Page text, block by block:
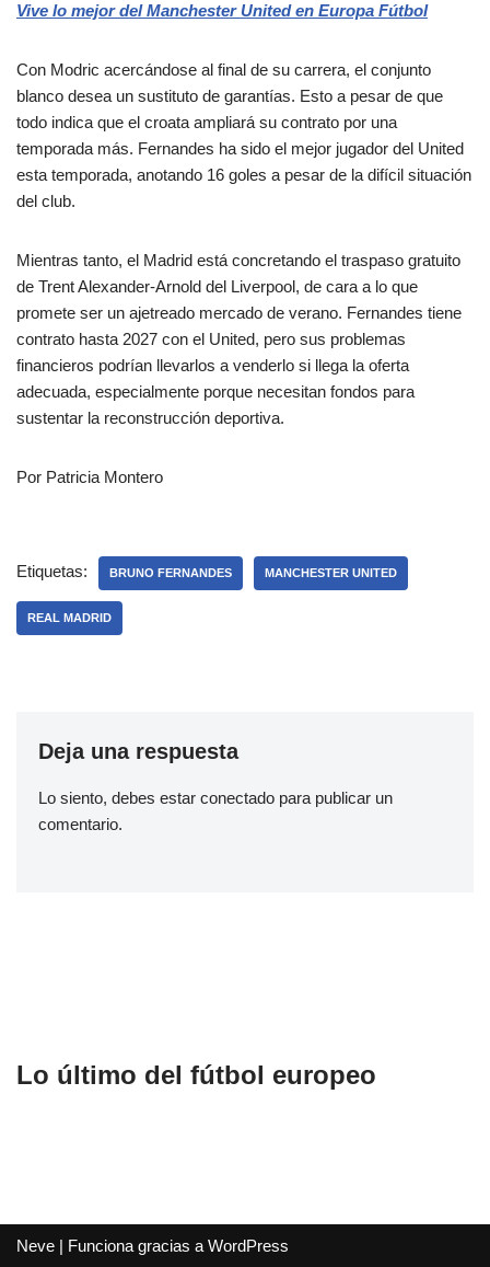
Vive lo mejor del Manchester United en Europa Fútbol
Con Modric acercándose al final de su carrera, el conjunto
blanco desea un sustituto de garantías. Esto a pesar de que
todo indica que el croata ampliará su contrato por una
temporada más. Fernandes ha sido el mejor jugador del United
esta temporada, anotando 16 goles a pesar de la difícil situación
del club.
Mientras tanto, el Madrid está concretando el traspaso gratuito
de Trent Alexander-Arnold del Liverpool, de cara a lo que
promete ser un ajetreado mercado de verano. Fernandes tiene
contrato hasta 2027 con el United, pero sus problemas
financieros podrían llevarlos a venderlo si llega la oferta
adecuada, especialmente porque necesitan fondos para
sustentar la reconstrucción deportiva.
Por Patricia Montero
Etiquetas: BRUNO FERNANDES MANCHESTER UNITED
REAL MADRID
Deja una respuesta
Lo siento, debes estar conectado para publicar un
comentario.
Lo último del fútbol europeo
Neve | Funciona gracias a WordPress